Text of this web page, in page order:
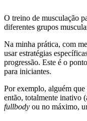
O treino de musculação
diferentes grupos
Na minha prática, com
usar estratégias
progressão. Este é o
para iniciantes.
Por exemplo, alguém
então, totalmente inativo
fullbody ou no máximo,